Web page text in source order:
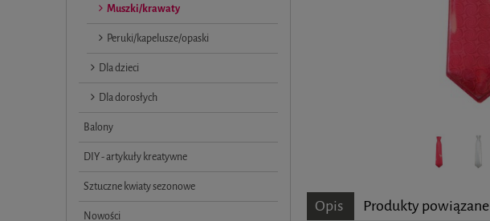
Muszki/krawaty
Peruki/kapelusze/opaski
Dla dzieci
Dla dorosłych
Balony
DIY - artykuły kreatywne
Sztuczne kwiaty sezonowe
Nowości Opis Produkty powiązane